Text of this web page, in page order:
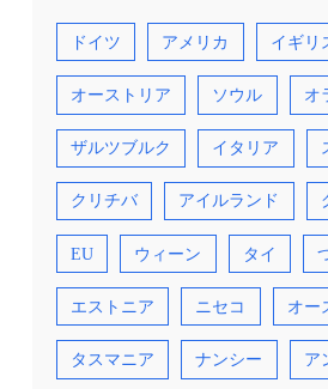
ドイツ アメリカ イギリ
オーストリア ソウル オ
ザルツブルク イタリア
クリチバ アイルランド
EU ウィーン タイ
エストニア ニセコ オー
タスマニア ナンシー ア